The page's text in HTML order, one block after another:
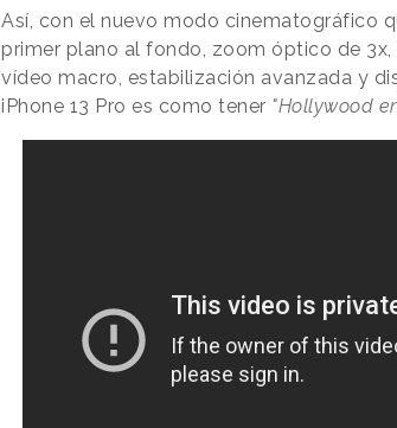
Así, con el nuevo modo cinematográfico
primer plano al fondo, zoom óptico de
vídeo macro, estabilización avanzada y
iPhone 13 Pro es como tener "Hollywood